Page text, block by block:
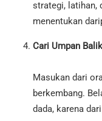
strategi, latihan,
menentukan
Cari Umpan Balik
Masukan dari
berkembang.
dada, karena